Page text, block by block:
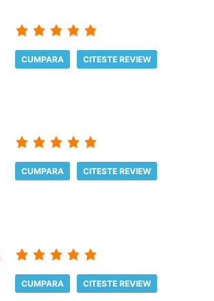
CUMPARA CITESTE REVIEW
CUMPARA CITESTE REVIEW
CUMPARA CITESTE REVIEW